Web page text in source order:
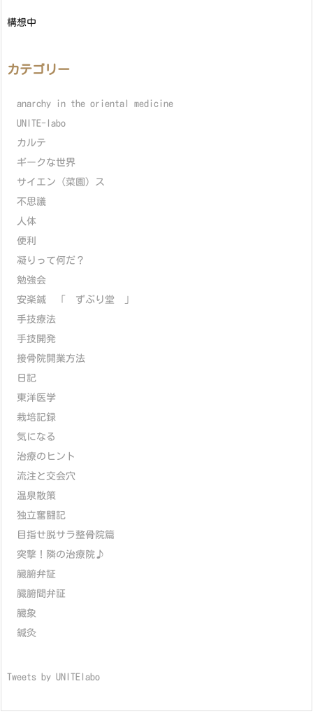
構想中
カテゴリー
anarchy in the oriental medicine
UNITE-labo
カルテ
ギークな世界
サイエン（菜園）ス
不思議
人体
便利
凝りって何だ？
勉強会
安楽鍼 「 ずぶり堂 」
手技療法
手技開発
接骨院開業方法
日記
東洋医学
栽培記録
気になる
治療のヒント
流注と交会穴
温泉散策
独立奮闘記
目指せ脱サラ整骨院篇
突撃！隣の治療院♪
臓腑弁証
臓腑間弁証
臓象
鍼灸
Tweets by UNITElabo